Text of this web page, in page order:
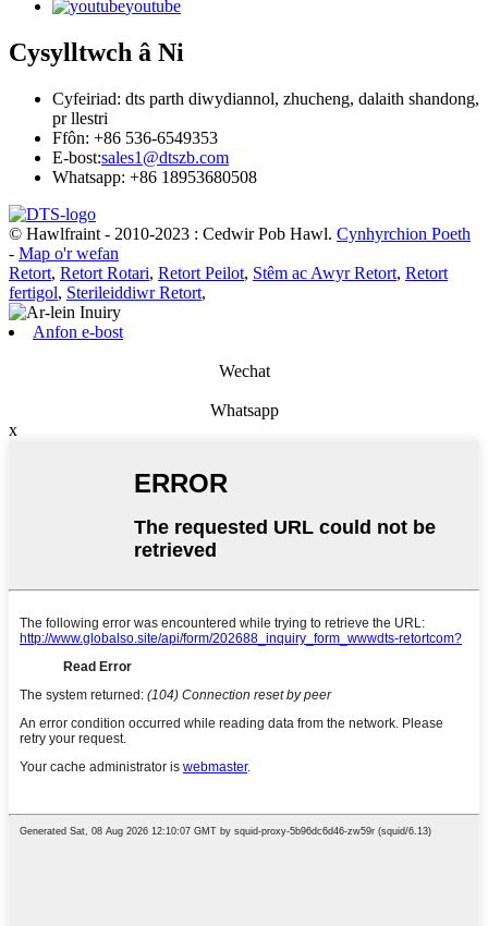
youtube
Cysylltwch â Ni
Cyfeiriad: dts parth diwydiannol, zhucheng, dalaith shandong,
pr llestri
Ffôn: +86 536-6549353
E-bost:sales1@dtszb.com
Whatsapp: +86 18953680508
© Hawlfraint - 2010-2023 : Cedwir Pob Hawl. Cynhyrchion Poeth
- Map o'r wefan
Retort, Retort Rotari, Retort Peilot, Stêm ac Awyr Retort, Retort
fertigol, Sterileiddiwr Retort,
Anfon e-bost
Wechat
Whatsapp
x